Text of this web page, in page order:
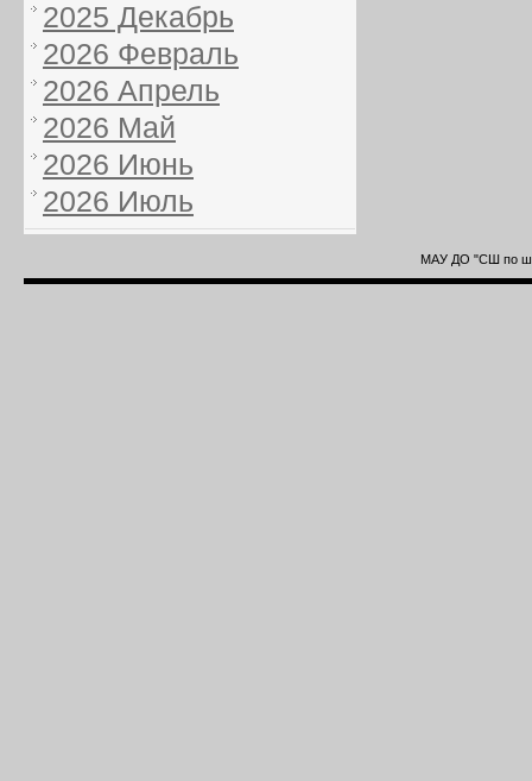
2025 Декабрь
2026 Февраль
2026 Апрель
2026 Май
2026 Июнь
2026 Июль
МАУ ДО "СШ по